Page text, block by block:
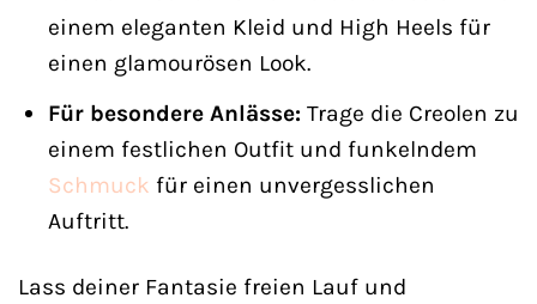
einem eleganten Kleid und High Heels für
einen glamourösen Look.
Für besondere Anlässe:Trage die Creolen zu
einem festlichen Outfit und funkelndem
Schmuck für einen unvergesslichen
Auftritt.
Lass deiner Fantasie freien Lauf und